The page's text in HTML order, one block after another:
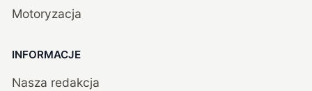
Motoryzacja
INFORMACJE
Nasza redakcja